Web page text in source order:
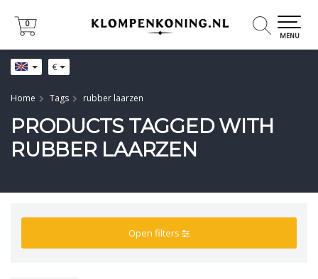
€
0
0
MENU
Home Tags rubber laarzen
PRODUCTS TAGGED WITH
RUBBER LAARZEN
Open filters